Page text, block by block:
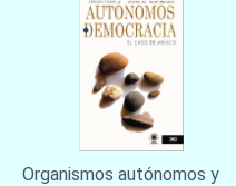
Organismos autónomos y